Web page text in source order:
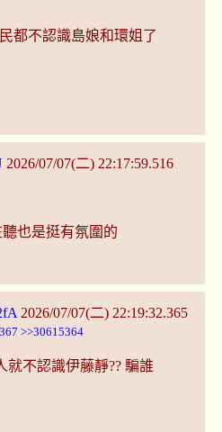
都不認識島娘和環姐了
2026/07/07(二) 22:17:59.516
也是挺有氛圍的
2026/07/07(二) 22:19:32.365
>>30615364
就不認識伊藤靜?? 騙誰